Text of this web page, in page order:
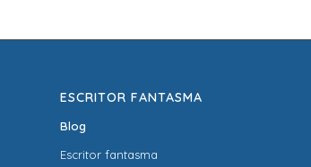
ESCRITOR FANTASMA
Blog
Escritor fantasma